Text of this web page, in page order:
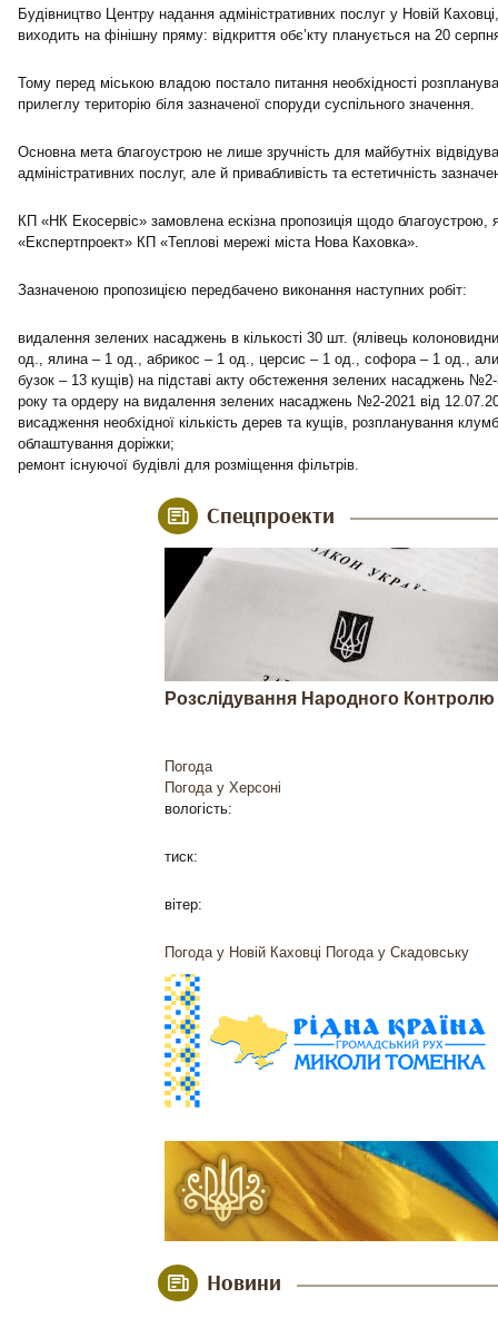
Будівництво Центру надання адміністративних послуг у Новій
виходить на фінішну пряму: відкриття обє’кту планується на 20
Тому перед міською владою постало питання необхідності
прилеглу територію біля зазначеної споруди суспільного значення.
Основна мета благоустрою не лише зручність для майбутніх
адміністративних послуг, але й привабливість та естетичність
КП «НК Екосервіс» замовлена ескізна пропозиція щодо благоустрою,
«Експертпроект» КП «Теплові мережі міста Нова Каховка».
Зазначеною пропозицією передбачено виконання наступних робіт:
видалення зелених насаджень в кількості 30 шт. (ялівець
од., ялина – 1 од., абрикос – 1 од., церсис – 1 од., софора – 1 од.,
бузок – 13 кущів) на підставі акту обстеження зелених насаджень
року та ордеру на видалення зелених насаджень №2-2021 від
висадження необхідної кількість дерев та кущів, розпланування
облаштування доріжки;
ремонт існуючої будівлі для розміщення фільтрів.
Спецпроекти
Розслідування Народного Контролю
Погода
Погода у Херсоні
вологість:
тиск:
вітер:
Погода у Новій Каховці Погода у Скадовську
Новини